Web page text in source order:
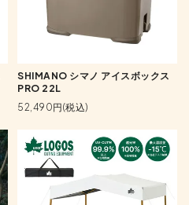
SHIMANO シマノ アイスボックス
PRO 22L
52,490円(税込)